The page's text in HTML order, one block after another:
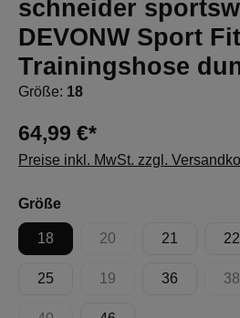
schneider
DEVONW Sport
Trainingshose
Größe: 18
64,99 €*
Preise inkl. MwSt. zzgl.
Größeauswählen
18 20
(Diese Option ist
21 22
25 19
(Diese Option ist
36 38